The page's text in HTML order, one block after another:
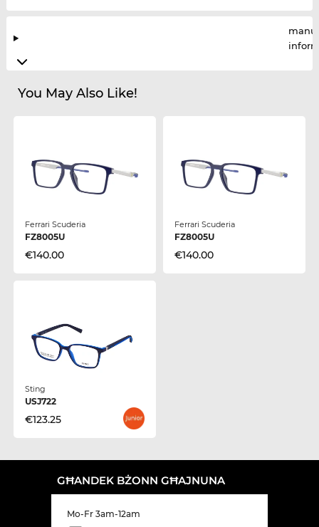
You May Also Like!
Ferrari Scuderia
FZ8005U
€140.00
Ferrari Scuderia
FZ8005U
€140.00
Sting
USJ722
€123.25
GĦANDEK BŻONN GĦAJNUNA
Mo-Fr 3am-12am